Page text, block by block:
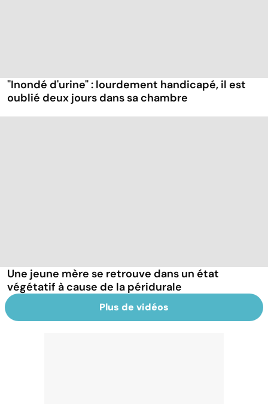
"Inondé d'urine" : lourdement handicapé, il est
oublié deux jours dans sa chambre
Une jeune mère se retrouve dans un état
végétatif à cause de la péridurale
Plus de vidéos